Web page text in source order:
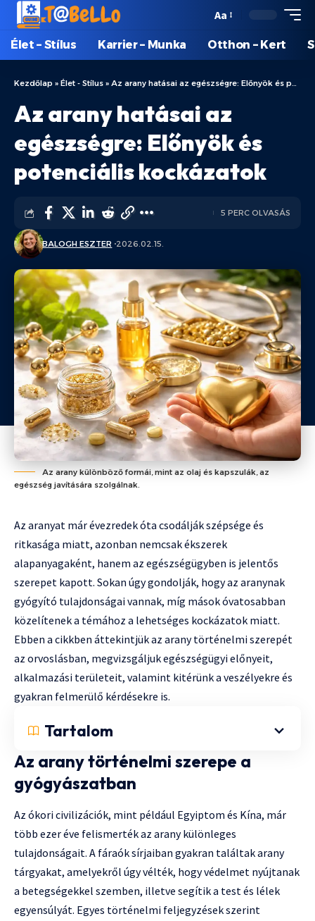
Aa
Élet – Stílus Karrier – Munka Otthon – Kert
Kezdőlap » Élet - Stílus » Az arany hatásai az egészségre: Előnyök és potenciális kockázatok
Az arany hatásai az
egészségre: Előnyök és
potenciális kockázatok
BALOGH ESZTER 2026.02.15.
5 PERC OLVASÁS
Az arany különböző formái, mint az olaj és kapszulák, az
egészség javítására szolgálnak.
Az aranyat már évezredek óta csodálják szépsége és
ritkasága miatt, azonban nemcsak ékszerek
alapanyagaként, hanem az egészségügyben is jelentős
szerepet kapott. Sokan úgy gondolják, hogy az aranynak
gyógyító tulajdonságai vannak, míg mások óvatosabban
közelítenek a témához a lehetséges kockázatok miatt.
Ebben a cikkben áttekintjük az arany történelmi szerepét
az orvoslásban, megvizsgáljuk egészségügyi előnyeit,
alkalmazási területeit, valamint kitérünk a veszélyekre és
gyakran felmerülő kérdésekre is.
Tartalom
Az arany történelmi szerepe a
gyógyászatban
Az ókori civilizációk, mint például Egyiptom és Kína, már
több ezer éve felismerték az arany különleges
tulajdonságait. A fáraók sírjaiban gyakran találtak arany
tárgyakat, amelyekről úgy vélték, hogy védelmet nyújtanak
a betegségekkel szemben, illetve segítik a test és lélek
egyensúlyát. Egyes történelmi feljegyzések szerint